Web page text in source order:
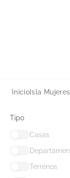
Inicio Isla Mujeres
Tipo
Casas
Terrenos